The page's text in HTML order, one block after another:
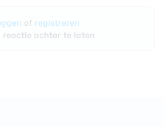
of registreren
reactie achter te laten